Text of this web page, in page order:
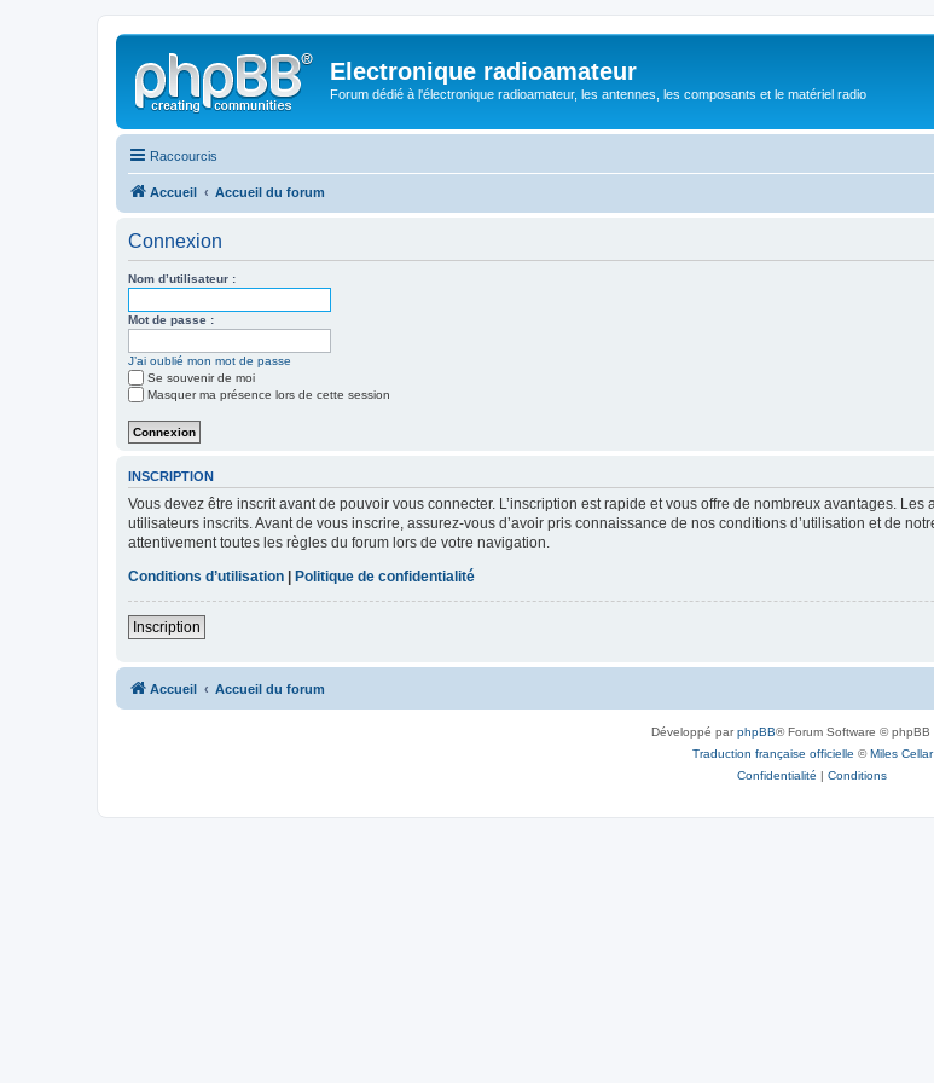
Electronique radioamateur
Forum dédié à l'électronique radioamateur, les antennes, les composants et le matériel radio
Raccourcis
Accueil Accueil du forum
Connexion
Nom d’utilisateur :
Mot de passe :
J’ai oublié mon mot de passe
Se souvenir de moi
Masquer ma présence lors de cette session
INSCRIPTION
Vous devez être inscrit avant de pouvoir vous connecter. L’inscription est rapide et vous offre de nombreux avantages.
utilisateurs inscrits. Avant de vous inscrire, assurez-vous d’avoir pris connaissance de nos conditions d’utilisation et de
attentivement toutes les règles du forum lors de votre navigation.
Conditions d’utilisation
Politique de confidentialité
Inscription
Accueil Accueil du forum
Développé parphpBB® Forum Software © phpBB
Traduction française officielle ©Miles Cellar
Confidentialité | Conditions